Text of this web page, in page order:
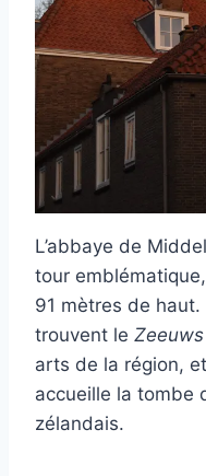
L’abbaye de
tour
91 mètres de
trouvent le
arts de la région, et
accueille la tombe
zélandais.